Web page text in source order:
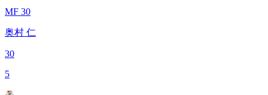
MF 30
奥村 仁
30
5